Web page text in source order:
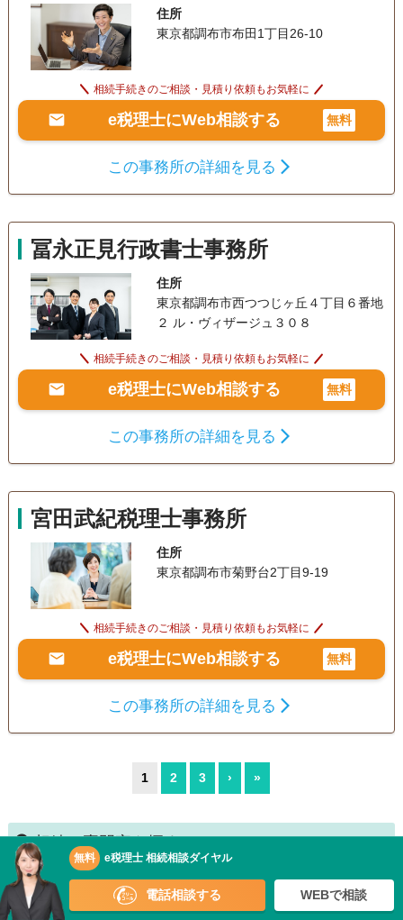
住所
東京都調布市布田1丁目26-10
相続手続きのご相談・見積り依頼もお気軽に
e税理士にWeb相談する 無料
この事務所の詳細を見る
冨永正見行政書士事務所
住所
東京都調布市西つつじヶ丘４丁目６番地
２ ル・ヴィザージュ３０８
相続手続きのご相談・見積り依頼もお気軽に
e税理士にWeb相談する 無料
この事務所の詳細を見る
宮田武紀税理士事務所
住所
東京都調布市菊野台2丁目9-19
相続手続きのご相談・見積り依頼もお気軽に
e税理士にWeb相談する 無料
この事務所の詳細を見る
1 2 3 › »
相続の専門家を探す
北海道・東北 北海道 青森 岩手 宮城 秋田
山形
福島
無料 e税理士 相続相談ダイヤル
電話相談する WEBで相談